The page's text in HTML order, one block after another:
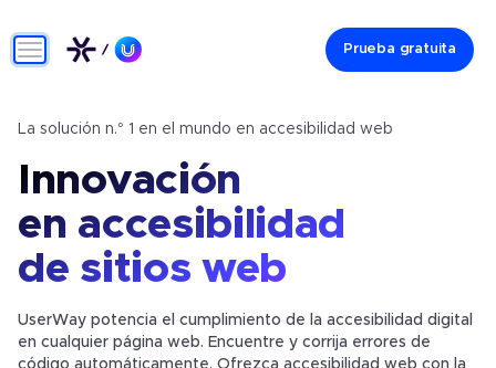
Prueba gratuita
La solución n.° 1 en el mundo en accesibilidad web
Innovación
en accesibilidad
de sitios web
UserWay potencia el cumplimiento de la accesibilidad digital
en cualquier página web. Encuentre y corrija errores de
código automáticamente. Ofrezca accesibilidad web con la